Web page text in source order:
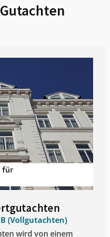
Gutachten
(Vollgutachten)
wird von einem